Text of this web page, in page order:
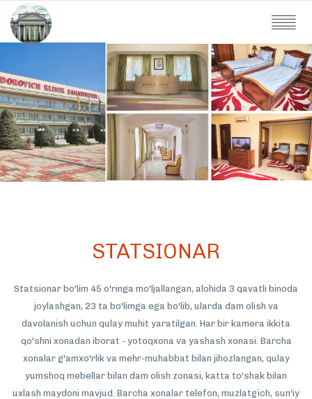
STATSIONAR
Statsionar bo'lim 45 o'ringa mo'ljallangan, alohida 3 qavatli binoda
joylashgan, 23 ta bo'limga ega bo'lib, ularda dam olish va
davolanish uchun qulay muhit yaratilgan. Har bir kamera ikkita
qo'shni xonadan iborat - yotoqxona va yashash xonasi. Barcha
xonalar g'amxo'rlik va mehr-muhabbat bilan jihozlangan, qulay
yumshoq mebellar bilan dam olish zonasi, katta to'shak bilan
uxlash maydoni mavjud. Barcha xonalar telefon, muzlatgich, sun'iy